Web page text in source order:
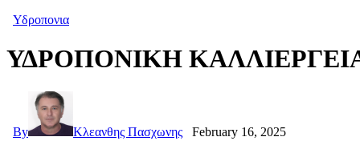
Υδροπονια
ΥΔΡΟΠΟΝΙΚΗ
By Κλεανθης Πασχωνης February 16, 2025